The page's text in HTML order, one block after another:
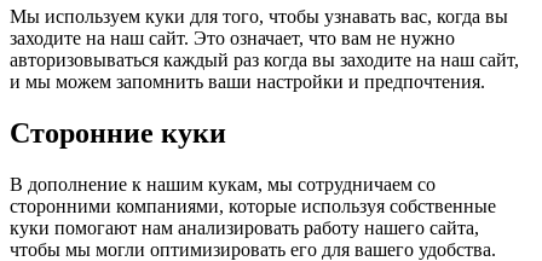
Мы используем куки для того, чтобы узнавать вас, когда вы
заходите на наш сайт. Это означает, что вам не нужно
авторизовываться каждый раз когда вы заходите на наш сайт,
и мы можем запомнить ваши настройки и предпочтения.
Сторонние куки
В дополнение к нашим кукам, мы сотрудничаем со
сторонними компаниями, которые используя собственные
куки помогают нам анализировать работу нашего сайта,
чтобы мы могли оптимизировать его для вашего удобства.